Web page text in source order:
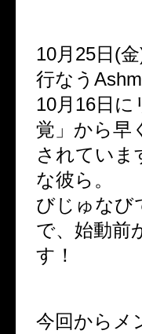
10月25日(
行なう
10月16日に
覚」から早
されていま
な彼ら。
びじゅなび
で、始動前
す！
今回からメ